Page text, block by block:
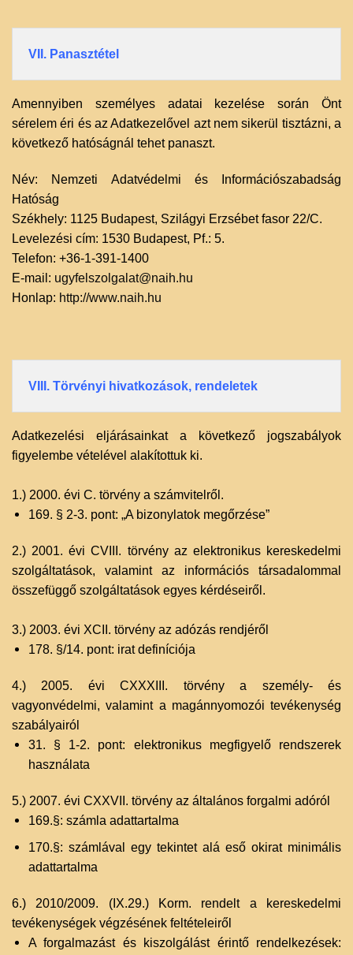
VII. Panasztétel
Amennyiben személyes adatai kezelése során Önt
sérelem éri és az Adatkezelővel azt nem sikerül tisztázni, a
következő hatóságnál tehet panaszt.
Név: Nemzeti Adatvédelmi és Információszabadság
Hatóság
Székhely: 1125 Budapest, Szilágyi Erzsébet fasor 22/C.
Levelezési cím: 1530 Budapest, Pf.: 5.
Telefon: +36-1-391-1400
E-mail: ugyfelszolgalat@naih.hu
Honlap: http://www.naih.hu
VIII. Törvényi hivatkozások, rendeletek
Adatkezelési eljárásainkat a következő jogszabályok
figyelembe vételével alakítottuk ki.
1.) 2000. évi C. törvény a számvitelről.
169. § 2-3. pont: „A bizonylatok megőrzése”
2.) 2001. évi CVIII. törvény az elektronikus kereskedelmi
szolgáltatások, valamint az információs társadalommal
összefüggő szolgáltatások egyes kérdéseiről.
3.) 2003. évi XCII. törvény az adózás rendjéről
178. §/14. pont: irat definíciója
4.) 2005. évi CXXXIII. törvény a személy- és
vagyonvédelmi, valamint a magánnyomozói tevékenység
szabályairól
31. § 1-2. pont: elektronikus megfigyelő rendszerek
használata
5.) 2007. évi CXXVII. törvény az általános forgalmi adóról
169.§: számla adattartalma
170.§: számlával egy tekintet alá eső okirat minimális
adattartalma
6.) 2010/2009. (IX.29.) Korm. rendelt a kereskedelmi
tevékenységek végzésének feltételeiről
A forgalmazást és kiszolgálást érintő rendelkezések: